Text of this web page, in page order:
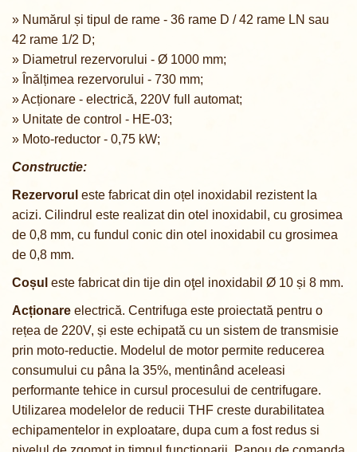
» Numărul și tipul de rame - 36 rame D / 42 rame LN sau
42 rame 1/2 D;
» Diametrul rezervorului - Ø 1000 mm;
» Înălțimea rezervorului - 730 mm;
» Acționare - electrică, 220V full automat;
» Unitate de control - HE-03;
» Moto-reductor - 0,75 kW;
Constructie:
Rezervorul este fabricat din oțel inoxidabil rezistent la
acizi. Cilindrul este realizat din otel inoxidabil, cu grosimea
de 0,8 mm, cu fundul conic din otel inoxidabil cu grosimea
de 0,8 mm.
Coșul este fabricat din tije din oţel inoxidabil Ø 10 și 8 mm.
Acționare electrică. Centrifuga este proiectată pentru o
rețea de 220V, și este echipată cu un sistem de transmisie
prin moto-reductie. Modelul de motor permite reducerea
consumului cu pâna la 35%, mentinând aceleasi
performante tehice in cursul procesului de centrifugare.
Utilizarea modelelor de reducii THF creste durabilitatea
echipamentelor in exploatare, dupa cum a fost redus si